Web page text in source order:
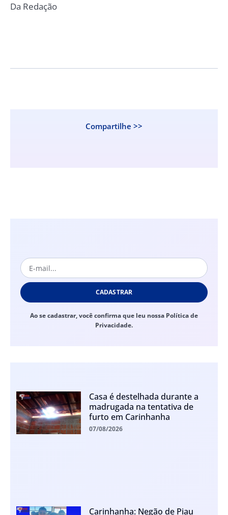
Da Redação
Compartilhe >>
CADASTRAR
Ao se cadastrar, você confirma que leu nossa Política de
Privacidade.
Casa é destelhada durante a
madrugada na tentativa de
furto em Carinhanha
07/08/2026
Carinhanha: Negão de Piau